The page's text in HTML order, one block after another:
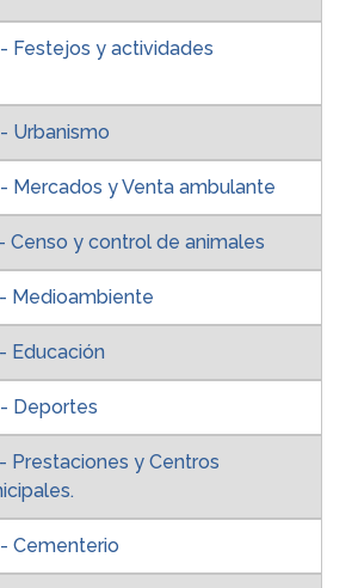
Festejos y actividades
Urbanismo
Mercados y Venta ambulante
Censo y control de animales
Medioambiente
Educación
Deportes
Prestaciones y Centros
Cementerio